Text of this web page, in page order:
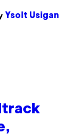
Ysolt Usigan